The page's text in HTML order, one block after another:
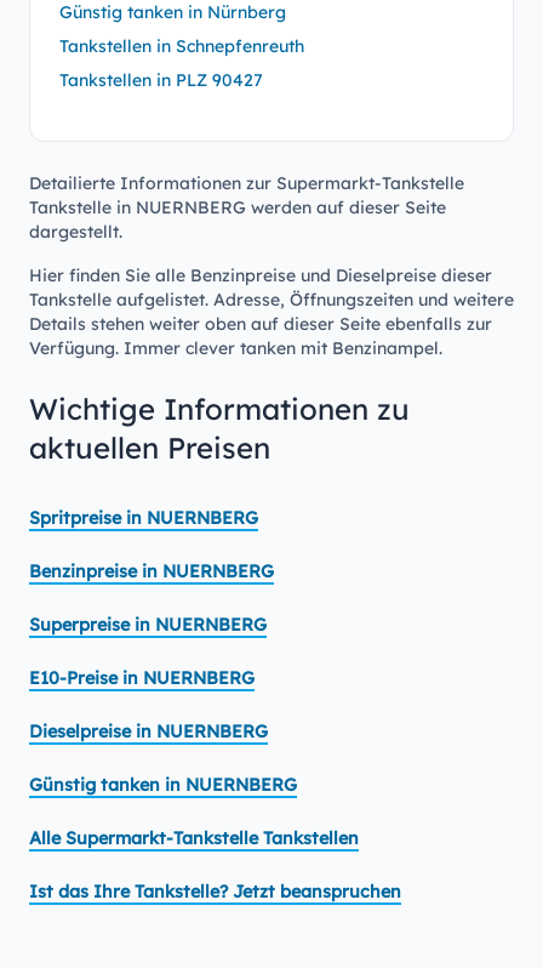
Günstig tanken in Nürnberg
Tankstellen in Schnepfenreuth
Tankstellen in PLZ 90427
Detailierte Informationen zur Supermarkt-Tankstelle
Tankstelle in NUERNBERG werden auf dieser Seite
dargestellt.
Hier finden Sie alle Benzinpreise und Dieselpreise dieser
Tankstelle aufgelistet. Adresse, Öffnungszeiten und weitere
Details stehen weiter oben auf dieser Seite ebenfalls zur
Verfügung. Immer clever tanken mit Benzinampel.
Wichtige Informationen zu
aktuellen Preisen
Spritpreise in NUERNBERG
Benzinpreise in NUERNBERG
Superpreise in NUERNBERG
E10-Preise in NUERNBERG
Dieselpreise in NUERNBERG
Günstig tanken in NUERNBERG
Alle Supermarkt-Tankstelle Tankstellen
Ist das Ihre Tankstelle? Jetzt beanspruchen